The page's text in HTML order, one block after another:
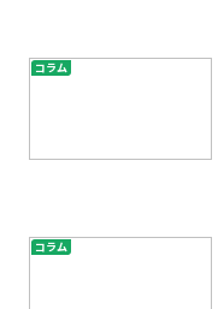
コラム
コラム